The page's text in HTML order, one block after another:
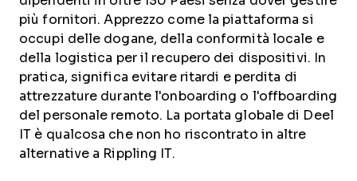
più fornitori. Apprezzo come la piattaforma si
occupi delle dogane, della conformità locale e
della logistica per il recupero dei dispositivi. In
pratica, significa evitare ritardi e perdita di
attrezzature durante l'onboarding o l'offboarding
del personale remoto. La portata globale di Deel
IT è qualcosa che non ho riscontrato in altre
alternative a Rippling IT.